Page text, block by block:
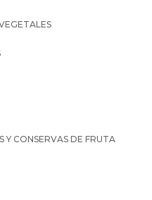
Y CONSERVAS DE FRUTA